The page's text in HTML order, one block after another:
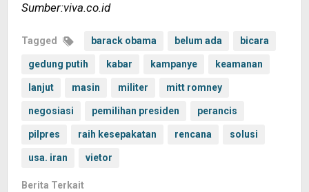
Sumber:viva.co.id
Tagged barack obama belum ada bicara
gedung putih kabar kampanye keamanan
lanjut masin militer mitt romney
negosiasi pemilihan presiden perancis
pilpres raih kesepakatan rencana solusi
usa. iran vietor
Berita Terkait